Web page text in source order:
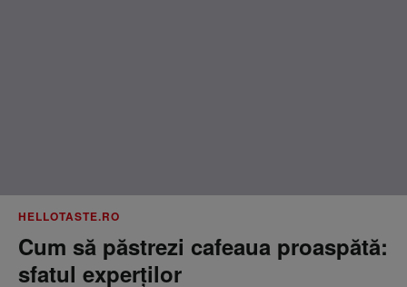
HELLOTASTE.RO
Cum să păstrezi cafeaua proaspătă:
sfatul experților